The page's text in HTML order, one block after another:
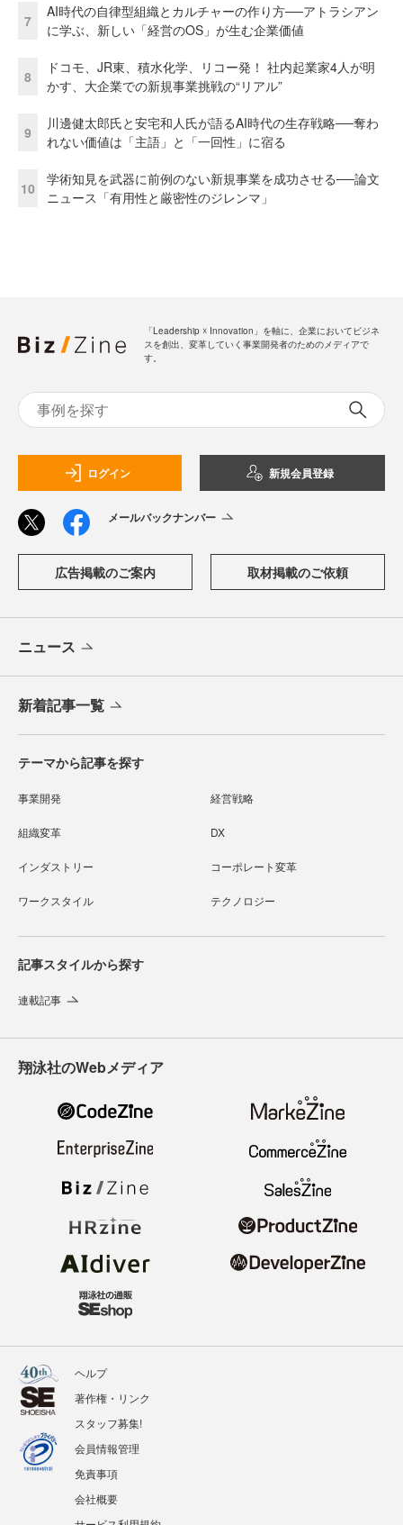
7
AI時代の自律型組織とカルチャーの作り方──アトラシアン
に学ぶ、新しい「経営のOS」が生む企業価値
8
ドコモ、JR東、積水化学、リコー発！ 社内起業家4人が明
かす、大企業での新規事業挑戦の“リアル”
9
川邊健太郎氏と安宅和人氏が語るAI時代の生存戦略──奪わ
れない価値は「主語」と「一回性」に宿る
10
学術知見を武器に前例のない新規事業を成功させる──論文
ニュース「有用性と厳密性のジレンマ」
「Leadership ☓ Innovation」を軸に、企業においてビジネ
スを創出、変革していく事業開発者のためのメディアで
す。
ログイン 新規会員登録
メールバックナンバー
広告掲載のご案内 取材掲載のご依頼
ニュース
新着記事一覧
テーマから記事を探す
事業開発 経営戦略
組織変革 DX
インダストリー コーポレート変革
ワークスタイル テクノロジー
記事スタイルから探す
連載記事
翔泳社のWebメディア
ヘルプ
著作権・リンク
スタッフ募集!
会員情報管理
免責事項
会社概要